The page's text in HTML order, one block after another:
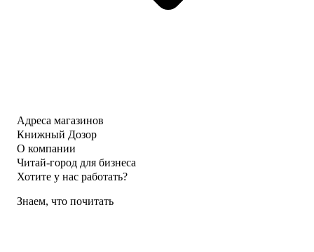
Адреса магазинов
Книжный Дозор
О компании
Читай-город для бизнеса
Хотите у нас работать?
Знаем, что почитать